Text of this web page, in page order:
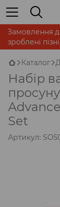
Замовлення
зроблені
Каталог
Набір
Set
Артикул: